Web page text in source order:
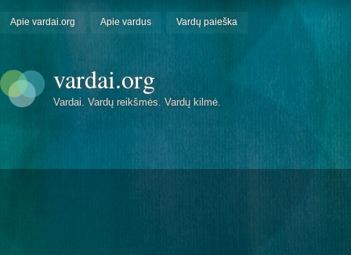
Apie vardai.org Apie vardus Vardų paieška
vardai.org
Vardai. Vardų reikšmės. Vardų kilmė.